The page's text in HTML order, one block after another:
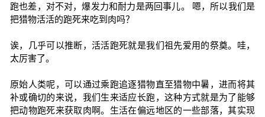
跑也差，对不对，爆发力和耐力是两回事儿。 嗯，所以我们是
把猎物活活的跑死来吃到肉吗？
诶，几乎可以推断，活活跑死就是我们祖先爱用的祭奠。哇，
太厉害了。
原始人类呢，可以通过乘跑追逐猎物直至猎物中暑，进而将其
补或确切的来说，我们生来适应长跑，这种方式就是为了能够
把动物跑死来获取肉啊。生活在偏远地区的一些部落，其实现